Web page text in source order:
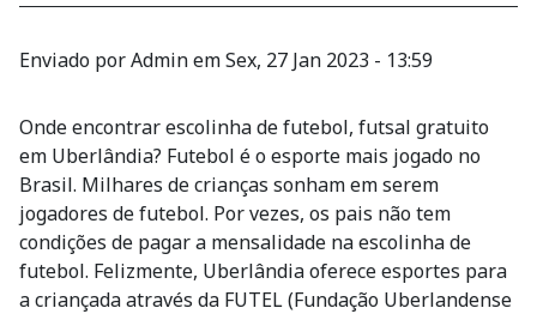
Enviado porAdminemSex, 27 Jan 2023 - 13:59
Onde encontrar escolinha de futebol, futsal gratuito
em Uberlândia? Futebol é o esporte mais jogado no
Brasil. Milhares de crianças sonham em serem
jogadores de futebol. Por vezes, os pais não tem
condições de pagar a mensalidade na escolinha de
futebol. Felizmente, Uberlândia oferece esportes para
a criançada através da FUTEL (Fundação Uberlandense